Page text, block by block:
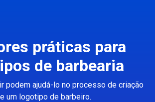
práticas para
de barbearia
podem ajudá-lo no processo de criação
um logotipo de barbeiro.